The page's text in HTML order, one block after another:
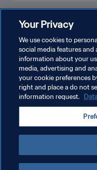
POLÍTICA DE PRIVACIDAD
AJUSTAR LA
Copyright © 1994 - 2026 FIFA. Todos
Your Privacy
We use cookies to
social media features and
information about your
media, advertising and
your cookie preferences
right and place a do not
information request.